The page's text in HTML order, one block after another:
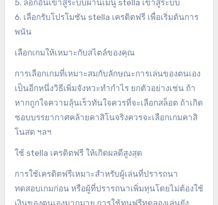
5. ล็อกอินเข้าสู่ระบบผ่านเมนู stella เข้าสู่ระบบ
6. เลือกรับโปรโมชัน stella เครดิตฟรี เพื่อเริ่มต้นการ
พนัน
เลือกเกมให้เหมาะกับสไตล์ของคุณ
การเลือกเกมที่เหมาะสมกับลักษณะการเล่นของตนเอง
เป็นอีกหนึ่งวิธีเพิ่มจังหวะทำกำไร ยกตัวอย่างเช่น ถ้า
หากถูกใจความลุ้นเร็วทันใจควรที่จะเลือกสล็อต ถ้าเกิด
ชอบบรรยากาศคล้ายคาสิโนจริงควรจะเลือกเกมคาสิ
โนสด ฯลฯ
ใช้ stella เครดิตฟรี ให้เกิดผลดีสูงสุด
การใช้เครดิตฟรีเหมาะสำหรับผู้เล่นที่ปรารถนา
ทดสอบเกมก่อน หรือผู้ที่ปรารถนาเพิ่มทุนโดยไม่ต้องใช้
เงินของตนเองมากมาย การใช้ทุนฟรีทดลองเล่นยัง